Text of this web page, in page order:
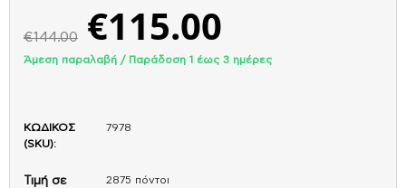
€144.00 €115.00
Άμεση παραλαβή / Παράδoση 1 έως 3 ημέρες
ΚΩΔΙΚΟΣ
(SKU):
7978
Τιμή σε
2875 πόντοι